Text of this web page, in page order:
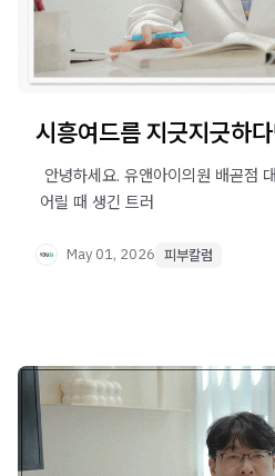
시흥여드름 지긋지긋하
안녕하세요. 유앤아이의원 배곧점
​ 어릴 때 생긴 트러
May 01, 2026 피부칼럼